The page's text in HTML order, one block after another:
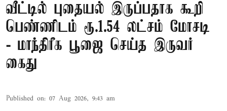
வீட்டில் புதையல் இருப்பதாக கூறி
பெண்ணிடம் ரூ.1.54 லட்சம் மோசடி
- மாந்திரீக பூஜை செய்த இருவர்
கைது
Published on: 07 Aug 2026, 9:43 am